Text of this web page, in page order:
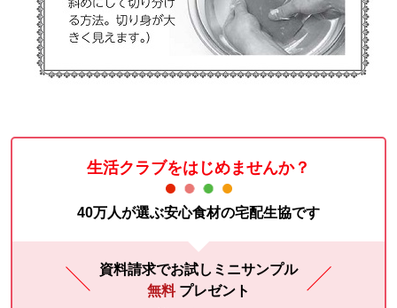
生活クラブをはじめませんか？
40万人が選ぶ安心食材の宅配生協です
資料請求でお試しミニサンプル
無料 プレゼント